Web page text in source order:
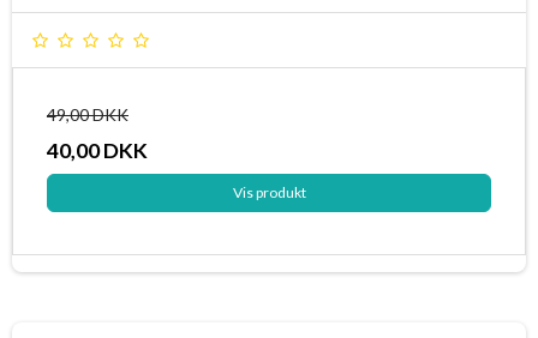
49,00 DKK
40,00 DKK
Vis produkt